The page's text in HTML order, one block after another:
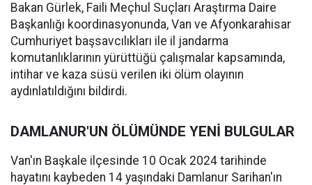
Bakan Gürlek, Faili Meçhul Suçları Araştırma Daire
Başkanlığı koordinasyonunda, Van ve Afyonkarahisar
Cumhuriyet başsavcılıkları ile il jandarma
komutanlıklarının yürüttüğü çalışmalar kapsamında,
intihar ve kaza süsü verilen iki ölüm olayının
aydınlatıldığını bildirdi.
DAMLANUR'UN ÖLÜMÜNDE YENİ BULGULAR
Van'ın Başkale ilçesinde 10 Ocak 2024 tarihinde
hayatını kaybeden 14 yaşındaki Damlanur Sarihan'ın